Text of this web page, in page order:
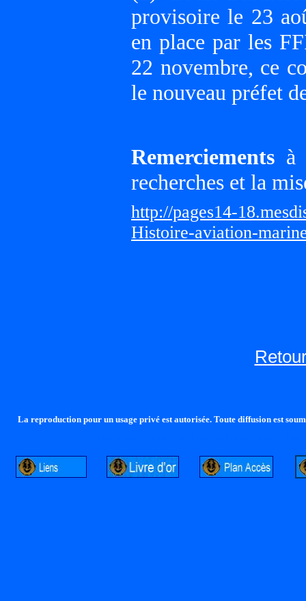
provisoire le 23
en place par les
22 novembre, ce
le nouveau préfet
Remerciements à
recherches et la
http://pages14-
Histoire-aviation-
La reproduction pour un usage privé est autorisée. Toute diffusion est